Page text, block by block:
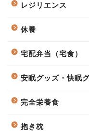
レジリエンス
休養
宅配弁当（宅食）
安眠グッズ・快眠
完全栄養食
抱き枕